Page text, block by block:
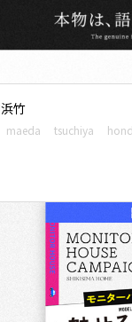
竹
maeda tsuchiya